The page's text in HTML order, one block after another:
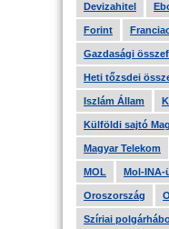
Devizahitel
Forint
Gazdasági
Heti tőzsdei
Iszlám Állam
Külföldi sajtó
Magyar Telekom
MOL Mol-INA-
Oroszország
Szíriai